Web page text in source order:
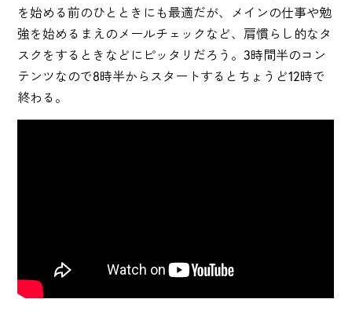
を始める前のひとときにも最適だが、メインの仕事や勉
強を始めるまえのメールチェックなど、肩慣らし的なタ
スクをするときなどにピッタリだろう。3時間半のコン
テンツなので8時半からスタートするとちょうど12時で
終わる。